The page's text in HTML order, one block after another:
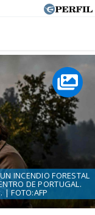
INCENDIO FORESTAL
DE PORTUGAL.
| FOTO:AFP